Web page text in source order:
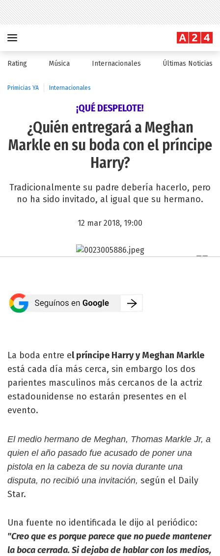
Rating Música Internacionales Últimas Noticias
Primicias YA Internacionales
¡QUÉ DESPELOTE!
¿Quién entregará a Meghan
Markle en su boda con el príncipe
Harry?
Tradicionalmente su padre debería hacerlo, pero
no ha sido invitado, al igual que su hermano.
12 mar 2018, 19:00
La boda entre el príncipe Harry y Meghan Markle
está cada día más cerca, sin embargo los dos
parientes masculinos más cercanos de la actriz
estadounidense no estarán presentes en el
evento.
El medio hermano de Meghan, Thomas Markle Jr, a
quien el año pasado fue acusado de poner una
pistola en la cabeza de su novia durante una
disputa, no recibió una invitación, según el Daily
Star.
Una fuente no identificada le dijo al periódico:
"Creo que es porque parece que no puede mantener
la boca cerrada. Si dejaba de hablar con los medios,